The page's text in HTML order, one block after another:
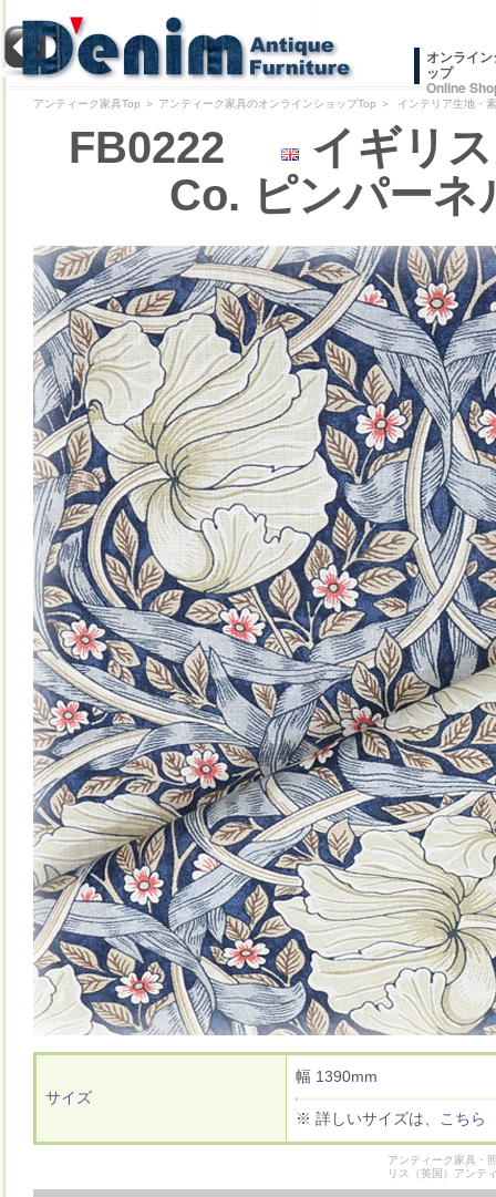
オンライ
ップ
Online
アンティーク家具Top ＞ アンティーク家具のオンラインショップTop ＞ インテリア生地・
FB0222
イギリ
Co. ピンパー
サイズ
幅 1390mm
※ 詳しいサイズは、 こちら
アンティーク家具・
リス（英国）アンテ